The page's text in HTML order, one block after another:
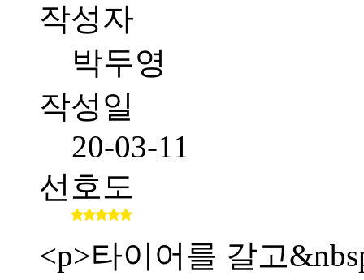
작성자
박두영
작성일
20-03-11
선호도
<p>타이어를 갈고